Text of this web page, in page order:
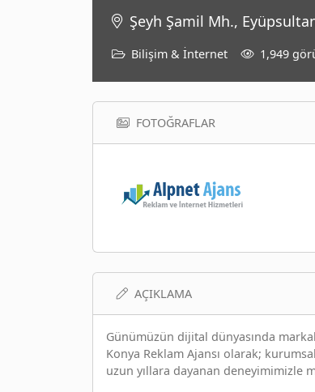
Şeyh Şamil Mh.,
Bilişim & İnternet 1,949
FOTOĞRAFLAR
AÇIKLAMA
Günümüzün dijital dünyasında
Konya Reklam Ajansı olarak;
uzun yıllara dayanan deneyimimizle